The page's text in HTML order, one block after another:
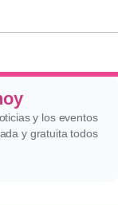
y los eventos
y gratuita todos